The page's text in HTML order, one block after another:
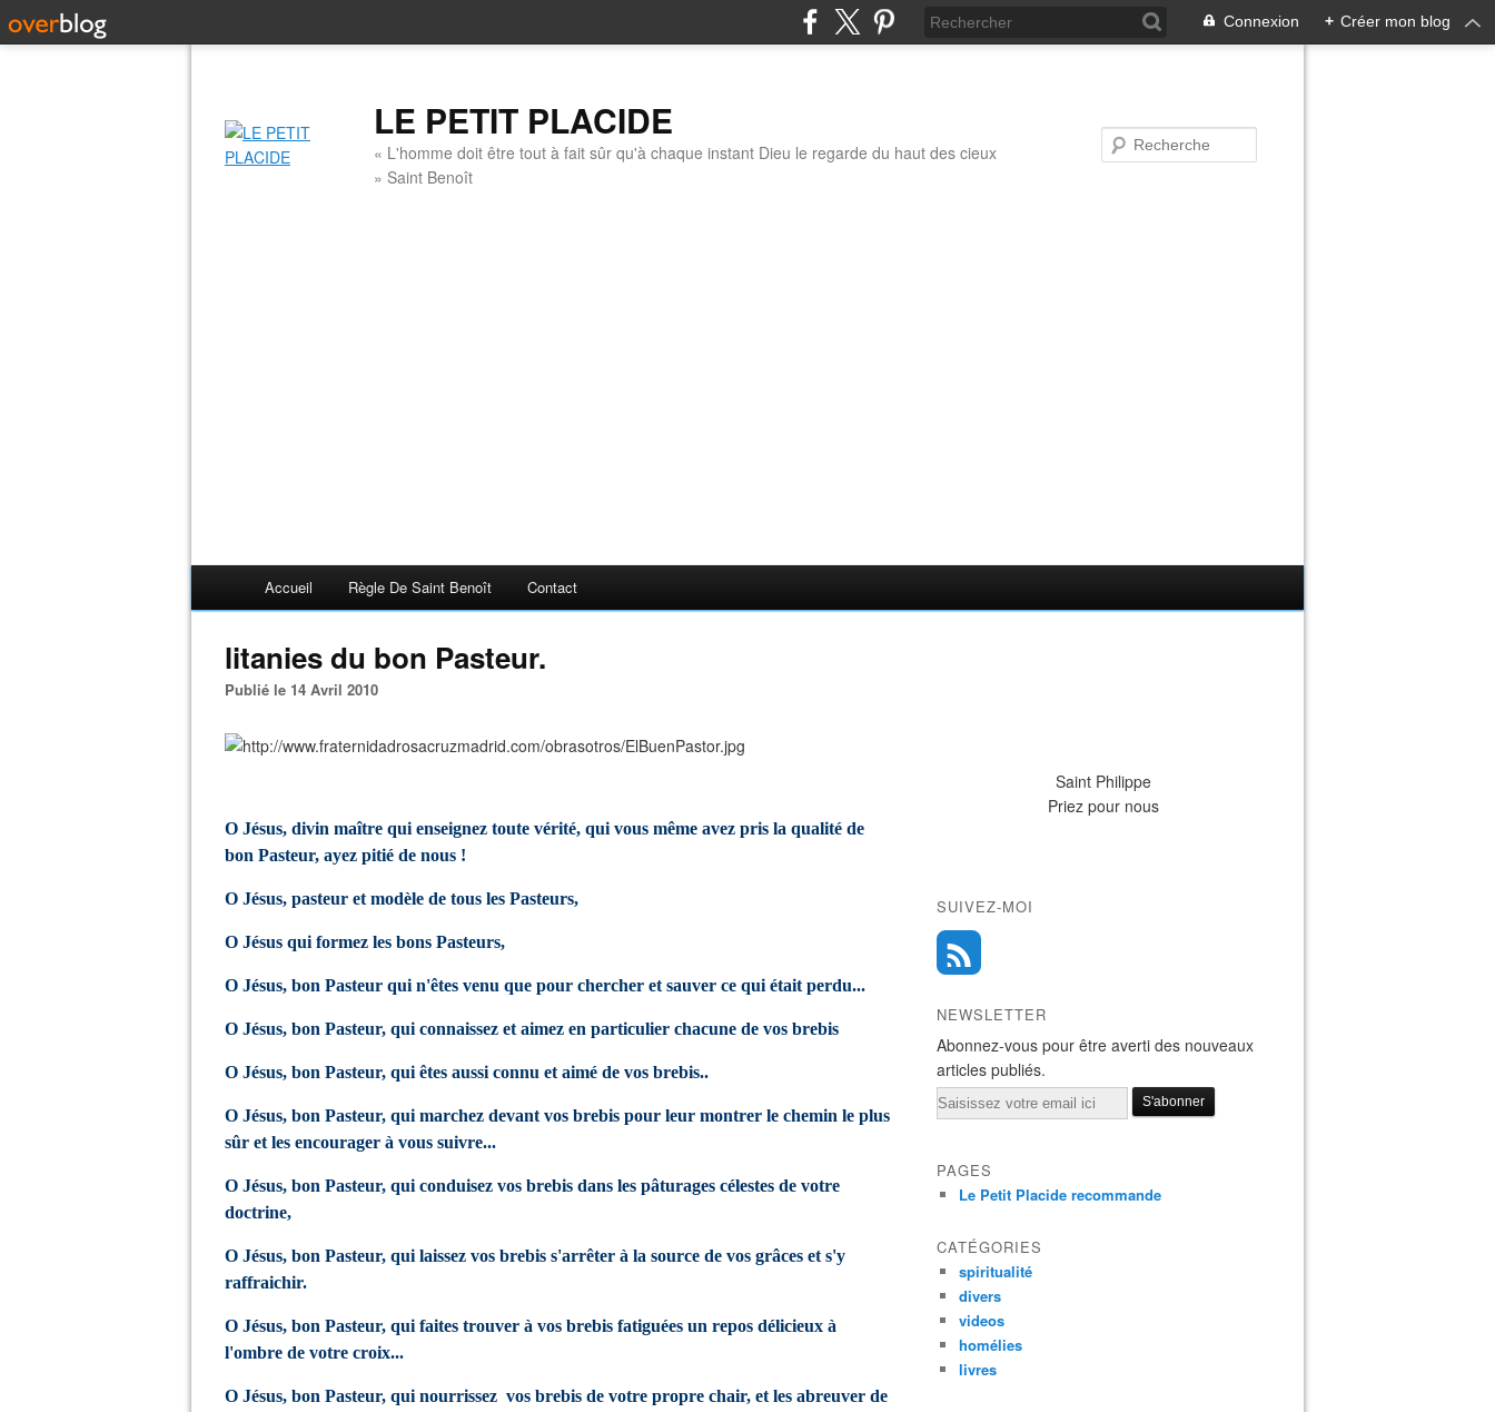
Connexion + Créer mon blog
LE PETIT PLACIDE
« L'homme doit être tout à fait sûr qu'à chaque instant Dieu le regarde du haut des cieux
» Saint Benoît
Accueil Règle De Saint Benoît Contact
litanies du bon Pasteur.
Publié le 14 Avril 2010
O Jésus, divin maître qui enseignez toute vérité, qui vous même avez pris la qualité de
bon Pasteur, ayez pitié de nous !
O Jésus, pasteur et modèle de tous les Pasteurs,
O Jésus qui formez les bons Pasteurs,
O Jésus, bon Pasteur qui n'êtes venu que pour chercher et sauver ce qui était perdu...
O Jésus, bon Pasteur, qui connaissez et aimez en particulier chacune de vos brebis
O Jésus, bon Pasteur, qui êtes aussi connu et aimé de vos brebis..
O Jésus, bon Pasteur, qui marchez devant vos brebis pour leur montrer le chemin le plus
sûr et les encourager à vous suivre...
O Jésus, bon Pasteur, qui conduisez vos brebis dans les pâturages célestes de votre
doctrine,
O Jésus, bon Pasteur, qui laissez vos brebis s'arrêter à la source de vos grâces et s'y
raffraichir.
O Jésus, bon Pasteur, qui faites trouver à vos brebis fatiguées un repos délicieux à
l'ombre de votre croix...
O Jésus, bon Pasteur, qui nourrissez vos brebis de votre propre chair, et les abreuver de
Saint Philippe
Priez pour nous
SUIVEZ-MOI
NEWSLETTER
Abonnez-vous pour être averti des nouveaux
articles publiés.
Email
PAGES
Le Petit Placide recommande
CATÉGORIES
spiritualité
divers
videos
homélies
livres